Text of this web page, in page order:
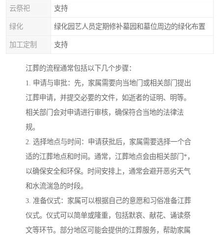
云祭祀 支持
绿化 绿化园艺人员定期修补墓园和墓位周边的绿化布置
加工定制 支持
江葬的流程通常包括以下几个步骤：
1. 申请与审批：先，家属需要向当地门或相关部门提出
江葬申请，并提交必要的文件，如逝者的证明、明等。
相关部门会对申请进行审核，确保符合当地的法律法
规。
2. 选择地点与时间：申请获批后，家属需要选择一个合
适的江葬地点和时间。通常，江葬地点会由相关部门*，
以确保安全和环保。时间安排上，通常会避开恶劣天气
和水流湍急的时段。
3. 准备仪式：家属可以根据自己的意愿和习俗准备江葬
仪式。仪式可以简单或隆重，包括默哀、献花、诵读祭
文等环节。部分地区可能会提供的江葬服务，帮助家属